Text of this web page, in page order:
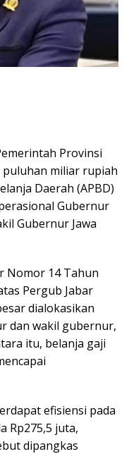
Provinsi
puluhan miliar rupiah
Daerah (APBD)
Gubernur
Gubernur Jawa
Nomor 14 Tahun
Pergub Jabar
dialokasikan
dan wakil gubernur,
itu, belanja gaji
efisiensi pada
Rp275,5 juta,
dipangkas